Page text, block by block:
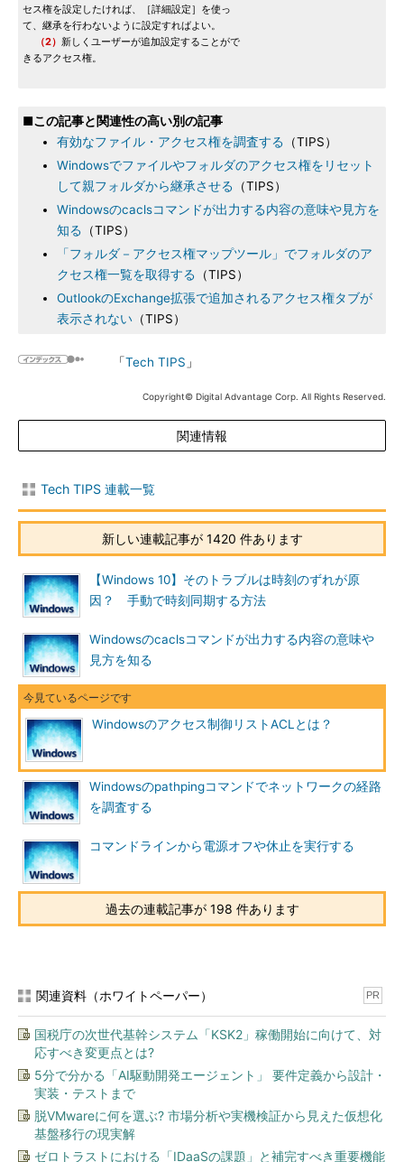
セス権を設定したければ、［詳細設定］を使っ
て、継承を行わないように設定すればよい。
（2） 新しくユーザーが追加設定することがで
きるアクセス権。
■この記事と関連性の高い別の記事
有効なファイル・アクセス権を調査する （TIPS）
Windowsでファイルやフォルダのアクセス権をリセット
して親フォルダから継承させる （TIPS）
Windowsのcaclsコマンドが出力する内容の意味や見方を
知る （TIPS）
「フォルダ－アクセス権マップツール」でフォルダのア
クセス権一覧を取得する （TIPS）
OutlookのExchange拡張で追加されるアクセス権タブが
表示されない （TIPS）
「Tech TIPS 」
Copyright© Digital Advantage Corp. All Rights Reserved.
関連情報
Tech TIPS 連載一覧
新しい連載記事が 1420 件あります
【Windows 10】そのトラブルは時刻のずれが原
因？ 手動で時刻同期する方法
Windowsのcaclsコマンドが出力する内容の意味や
見方を知る
Windowsのアクセス制御リストACLとは？
Windowsのpathpingコマンドでネットワークの経路
を調査する
コマンドラインから電源オフや休止を実行する
過去の連載記事が 198 件あります
関連資料（ホワイトペーパー） PR
国税庁の次世代基幹システム「KSK2」稼働開始に向けて、対
応すべき変更点とは?
5分で分かる「AI駆動開発エージェント」 要件定義から設計・
実装・テストまで
脱VMwareに何を選ぶ? 市場分析や実機検証から見えた仮想化
基盤移行の現実解
ゼロトラストにおける「IDaaSの課題」と補完すべき重要機能